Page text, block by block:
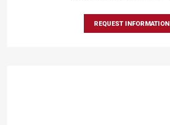
REQUEST INFORMATION